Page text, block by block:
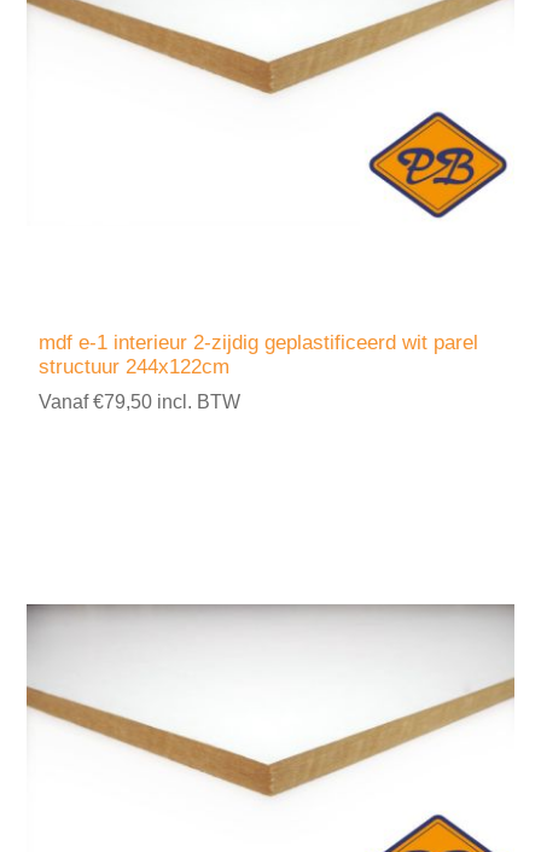
mdf e-1 interieur 2-zijdig geplastificeerd wit parel
structuur 244x122cm
Vanaf €79,50 incl. BTW